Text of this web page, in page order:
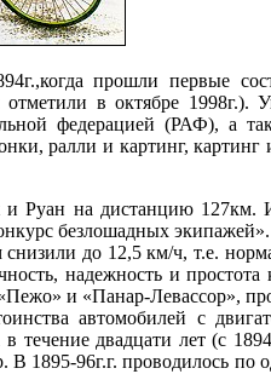
прошли первые
в октябре 1998г.).
федерацией (РАФ), а
ралли и картинг, картинг
Руан на дистанцию 127км.
безлошадных
до 12,5 км/ч, т.е.
надежность и простота
и «Панар-Левассор»,
автомобилей с
течение двадцати лет (с
96г.г. проводилось по